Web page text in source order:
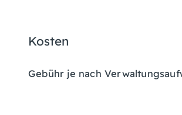
Kosten
Gebühr je nach